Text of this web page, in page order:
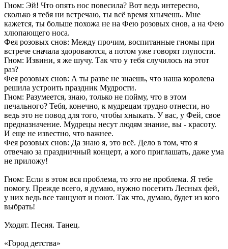
Гном: Эй! Что опять нос повесила? Вот ведь интересно,
сколько я тебя ни встречаю, ты всё время хнычешь. Мне
кажется, ты больше похожа не на Фею розовых снов, а на Фею
хлюпающего носа.
Фея розовых снов: Между прочим, воспитанные гномы при
встрече сначала здороваются, а потом уже говорят глупости.
Гном: Извини, я же шучу. Так что у тебя случилось на этот
раз?
Фея розовых снов: А ты разве не знаешь, что наша королева
решила устроить праздник Мудрости.
Гном: Разумеется, знаю, только не пойму, что в этом
печального? Тебя, конечно, к мудрецам трудно отнести, но
ведь это не повод для того, чтобы хныкать. У вас, у Фей, свое
предназначение. Мудрецы несут людям знание, вы - красоту.
И еще не известно, что важнее.
Фея розовых снов: Да знаю я, это всё. Дело в том, что я
отвечаю за праздничный концерт, а кого приглашать, даже ума
не приложу!
Гном: Если в этом вся проблема, то это не проблема. Я тебе
помогу. Прежде всего, я думаю, нужно посетить Лесных фей,
у них ведь все танцуют и поют. Так что, думаю, будет из кого
выбрать!
Уходят. Песня. Танец.
«Город детства»